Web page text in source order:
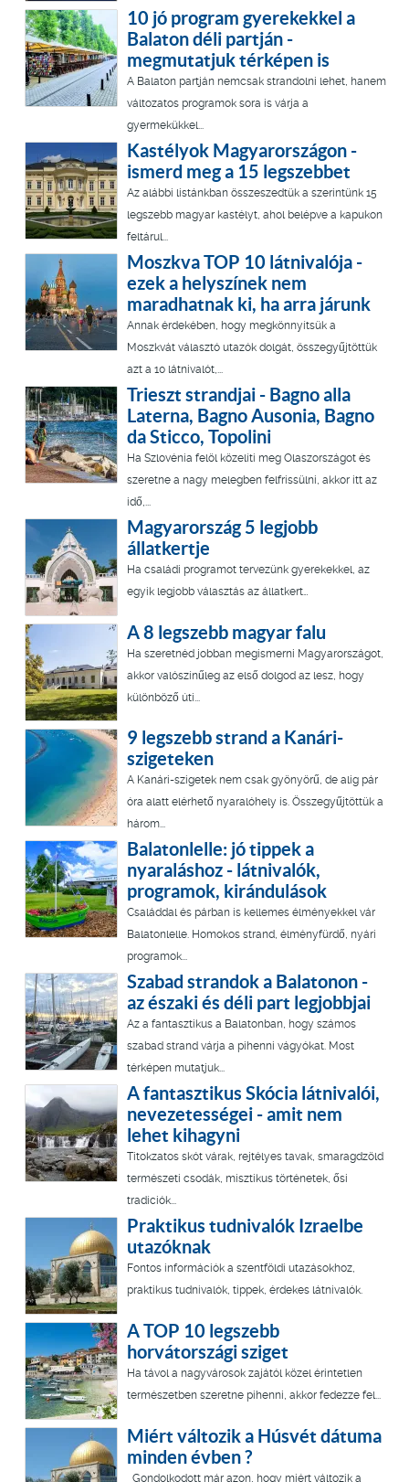
10 jó program gyerekekkel a
Balaton déli partján -
megmutatjuk térképen is
A Balaton partján nemcsak strandolni lehet, hanem
változatos programok sora is várja a
gyermekükkel...
Kastélyok Magyarországon -
ismerd meg a 15 legszebbet
Az alábbi listánkban összeszedtük a szerintünk 15
legszebb magyar kastélyt, ahol belépve a kapukon
feltárul...
Moszkva TOP 10 látnivalója -
ezek a helyszínek nem
maradhatnak ki, ha arra járunk
Annak érdekében, hogy megkönnyítsük a
Moszkvát választó utazók dolgát, összegyűjtöttük
azt a 10 látnivalót,...
Trieszt strandjai - Bagno alla
Laterna, Bagno Ausonia, Bagno
da Sticco, Topolini
Ha Szlovénia felöl közelíti meg Olaszországot és
szeretne a nagy melegben felfrissülni, akkor itt az
idő,...
Magyarország 5 legjobb
állatkertje
Ha családi programot tervezünk gyerekekkel, az
egyik legjobb választás az állatkert…
A 8 legszebb magyar falu
Ha szeretnéd jobban megismerni Magyarországot,
akkor valószínűleg az első dolgod az lesz, hogy
különböző úti...
9 legszebb strand a Kanári-
szigeteken
A Kanári-szigetek nem csak gyönyörű, de alig pár
óra alatt elérhető nyaralóhely is. Összegyűjtöttük a
három...
Balatonlelle: jó tippek a
nyaraláshoz - látnivalók,
programok, kirándulások
Családdal és párban is kellemes élményekkel vár
Balatonlelle. Homokos strand, élményfürdő, nyári
programok...
Szabad strandok a Balatonon -
az északi és déli part legjobbjai
Az a fantasztikus a Balatonban, hogy számos
szabad strand várja a pihenni vágyókat. Most
térképen mutatjuk...
A fantasztikus Skócia látnivalói,
nevezetességei - amit nem
lehet kihagyni
Titokzatos skót várak, rejtélyes tavak, smaragdzöld
természeti csodák, misztikus történetek, ősi
tradíciók...
Praktikus tudnivalók Izraelbe
utazóknak
Fontos információk a szentföldi utazásokhoz,
praktikus tudnivalók, tippek, érdekes látnivalók.
A TOP 10 legszebb
horvátországi sziget
Ha távol a nagyvárosok zajától közel érintetlen
természetben szeretne pihenni, akkor fedezze fel...
Miért változik a Húsvét dátuma
minden évben ?
Gondolkodott már azon, hogy miért változik a